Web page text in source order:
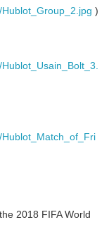
)
2018 FIFA World